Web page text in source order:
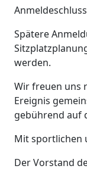
Spätere
werden.
Wir freuen uns
Ereignis
gebührend auf
Mit sportlichen
Der Vorstand